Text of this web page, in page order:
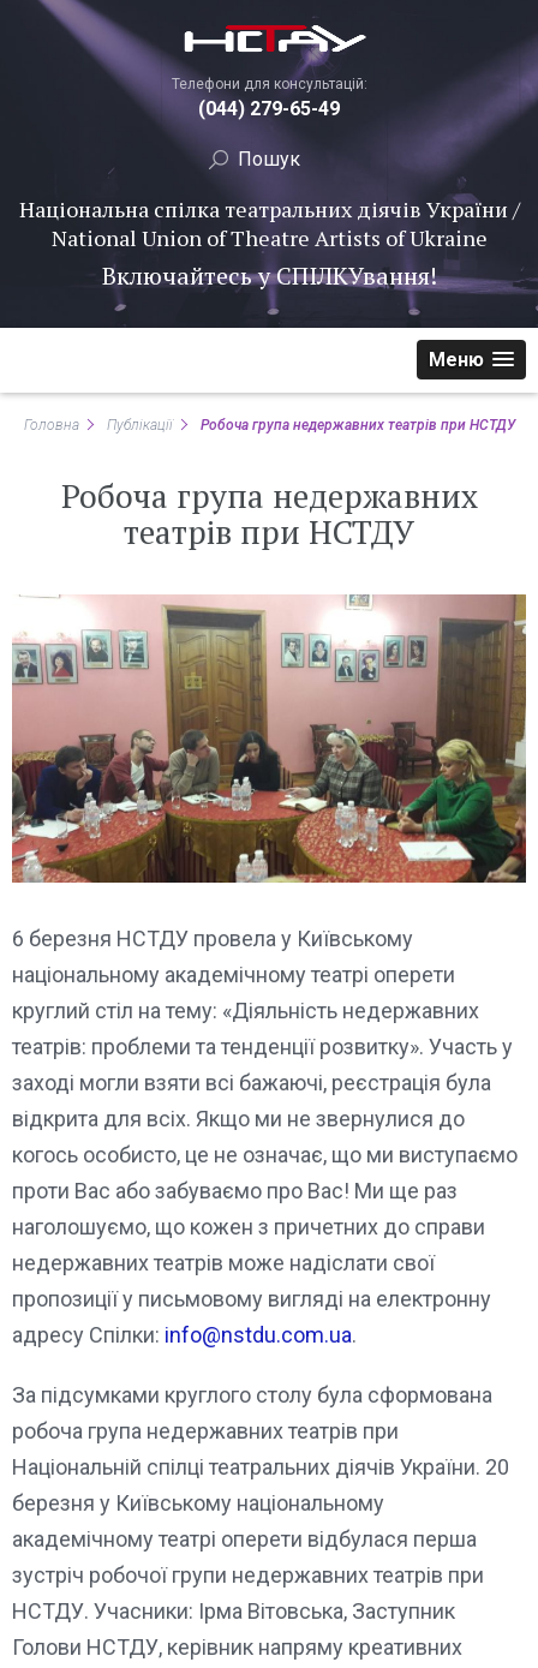
Телефони для консультацій:
(044) 279-65-49
Національна спілка театральних діячів України /
National Union of Theatre Artists of Ukraine
Включайтесь уСПІЛКУвання!
Меню
Головна Публікації Робоча група недержавних театрів при НСТДУ
Робоча група недержавних
театрів при НСТДУ
6 березня НСТДУ провела у Київському
національному академічному театрі оперети
круглий стіл на тему: «Діяльність недержавних
театрів: проблеми та тенденції розвитку». Участь у
заході могли взяти всі бажаючі, реєстрація була
відкрита для всіх. Якщо ми не звернулися до
когось особисто, це не означає, що ми виступаємо
проти Вас або забуваємо про Вас! Ми ще раз
наголошуємо, що кожен з причетних до справи
недержавних театрів може надіслати свої
пропозиції у письмовому вигляді на електронну
адресу Спілки: info@nstdu.com.ua.
За підсумками круглого столу була сформована
робоча група недержавних театрів при
Національній спілці театральних діячів України. 20
березня у Київському національному
академічному театрі оперети відбулася перша
зустріч робочої групи недержавних театрів при
НСТДУ. Учасники: Ірма Вітовська, Заступник
Голови НСТДУ, керівник напряму креативних